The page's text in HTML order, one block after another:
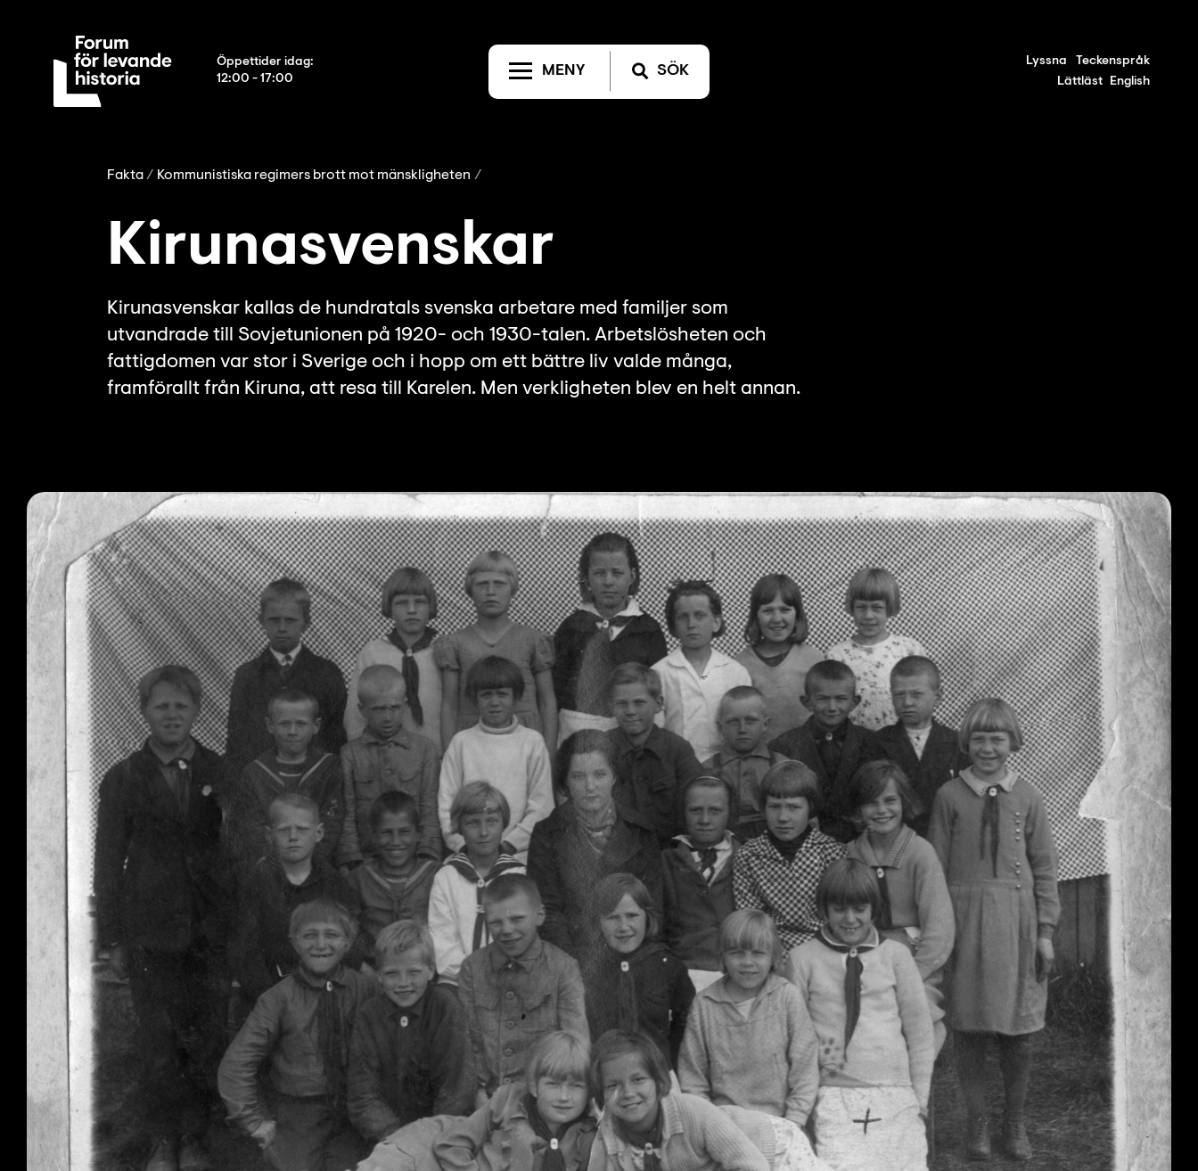
Öppettider idag:
12:00 - 17:00
MENY SÖK
Lyssna
Teckenspråk
Lättläst
English
Fakta Kommunistiska regimers brott mot mänskligheten
Kirunasvenskar
Kirunasvenskar kallas de hundratals svenska arbetare med familjer som
utvandrade till Sovjetunionen på 1920- och 1930-talen. Arbetslösheten och
fattigdomen var stor i Sverige och i hopp om ett bättre liv valde många,
framförallt från Kiruna, att resa till Karelen. Men verkligheten blev en helt annan.